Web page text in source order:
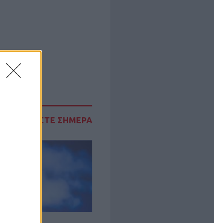
ΔΙΑΒΑΣΤΕ ΣΗΜΕΡΑ